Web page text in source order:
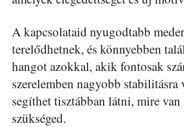
A kapcsolataid nyugodtabb
terelődhetnek, és könnyebben
hangot azokkal, akik fontosak
szerelemben nagyobb stabilitásra
segíthet tisztábban látni, mire van
szükséged.